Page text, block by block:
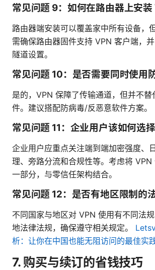
常见问题 9：如何在路由器上安装
路由器端安装可以覆盖家中所有设备，
需确保路由器固件支持 VPN 客户端，
隧道设置。
常见问题 10：是否需要同时使用
是的，VPN 保障了传输通道，但并不替
件。建议搭配防病毒/反恶意软件方案。
常见问题 11：企业用户该如何选择
企业用户应重点关注端到端加密强度、
理、旁路分流和合规性等。考虑将 VPN
一部分，与零信任架构结合。
常见问题 12：是否有地区限制的
不同国家与地区对 VPN 使用有不同法
地法律法规，确保遵守相关规定。
析：让你在中国也能无阻访问的最佳实
7. 购买与续订的省钱技巧